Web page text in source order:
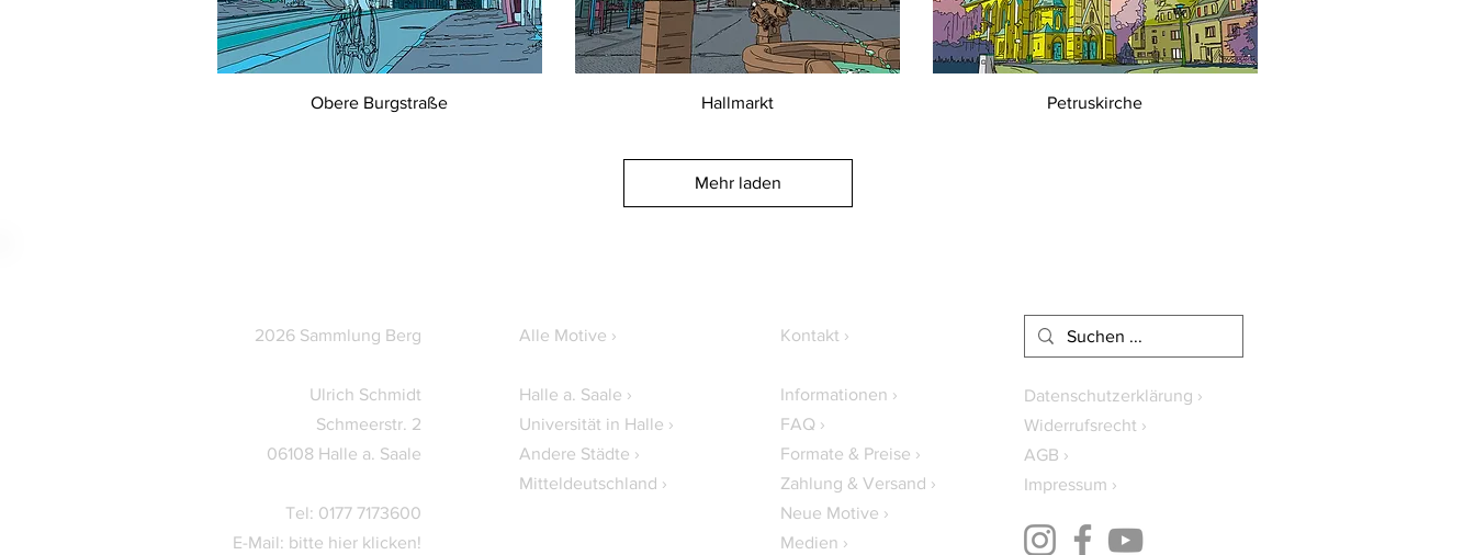
Obere Burgstraße Hallmarkt Petruskirche
Mehr laden
2026 Sammlung Berg
Ulrich Schmidt
Schmeerstr. 2
06108 Halle a. Saale
Tel: 0177 7173600
E-Mail: bitte hier klicken!
Alle Motive ›
Halle a. Saale ›
Universität in Halle ›
Andere Städte ›
Mitteldeutschland ›
Kontakt ›
Informationen ›
FAQ ›
Formate & Preise ›
Zahlung & Versand ›
Neue Motive ›
Medien ›
Datenschutzerklärung ›
Widerrufsrecht ›
AGB ›
Impressum ›